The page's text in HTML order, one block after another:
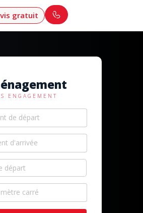
gratuit
ENGAGEMENT
de départ
d'arrivée
carré